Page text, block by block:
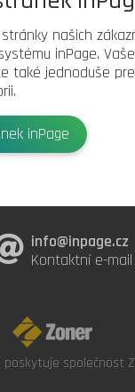
našich
inPage.
také jednoduše
inPage
info@inpage.cz
Kontaktní e-mail
společnost